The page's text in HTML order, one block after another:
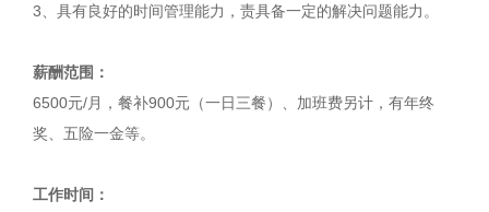
3、具有良好的时间管理能力，责具备一定的解决问题能力。
薪酬范围：
6500元/月，餐补900元（一日三餐）、加班费另计，有年终
奖、五险一金等。
工作时间：